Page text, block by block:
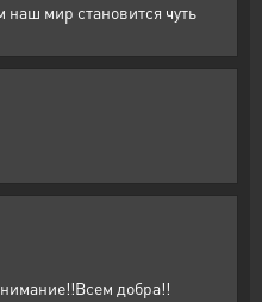
мир становится чуть
добра!!